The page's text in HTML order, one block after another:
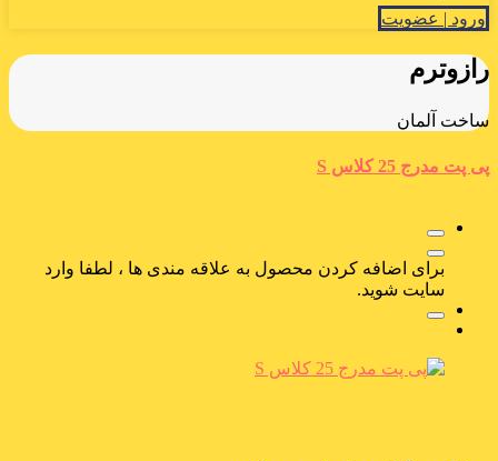
ورود | عضویت
رازوترم
ساخت آلمان
پی پت مدرج 25 کلاس S
برای اضافه کردن محصول به علاقه مندی ها ، لطفا وارد
سایت شوید.